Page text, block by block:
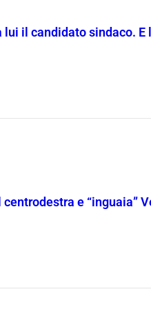
il candidato sindaco. E
e “inguaia”